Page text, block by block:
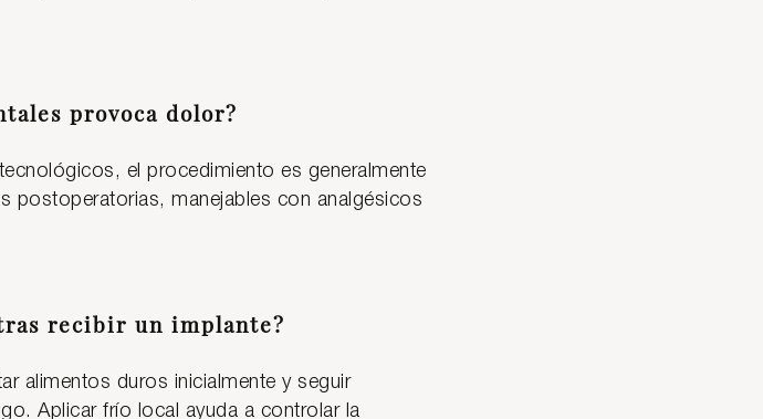
provoca dolor?
el procedimiento es generalmente
postoperatorias, manejables con analgésicos
recibir un implante?
alimentos duros inicialmente y seguir
Aplicar frío local ayuda a controlar la